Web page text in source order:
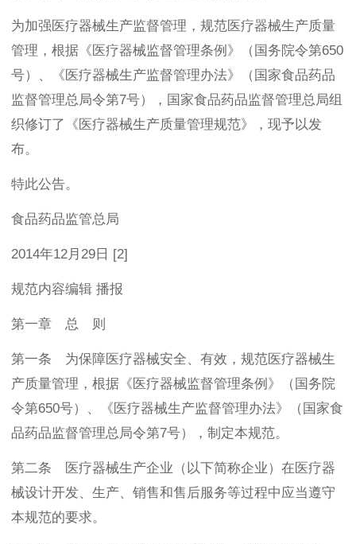
为加强医疗器械生产监督管理，规范医疗器械生产质量
管理，根据《医疗器械监督管理条例》（国务院令第650
号）、《医疗器械生产监督管理办法》（国家食品药品
监督管理总局令第7号），国家食品药品监督管理总局组
织修订了《医疗器械生产质量管理规范》，现予以发
布。
特此公告。
食品药品监管总局
2014年12月29日 [2]
规范内容编辑 播报
第一章 总 则
第一条 为保障医疗器械安全、有效，规范医疗器械生
产质量管理，根据《医疗器械监督管理条例》（国务院
令第650号）、《医疗器械生产监督管理办法》（国家食
品药品监督管理总局令第7号），制定本规范。
第二条 医疗器械生产企业（以下简称企业）在医疗器
械设计开发、生产、销售和售后服务等过程中应当遵守
本规范的要求。